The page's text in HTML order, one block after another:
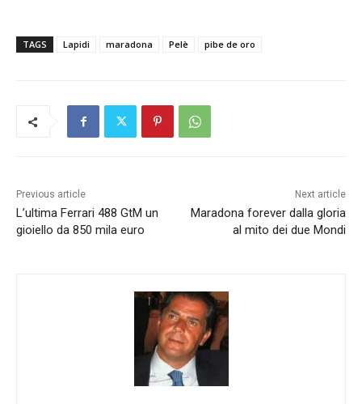
TAGS Lapidi maradona Pelè pibe de oro
Previous article
L’ultima Ferrari 488 GtM un
gioiello da 850 mila euro
Next article
Maradona forever dalla gloria
al mito dei due Mondi